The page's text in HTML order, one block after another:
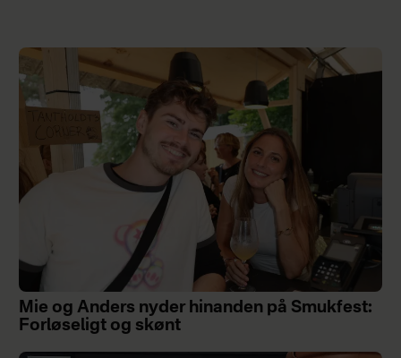
Mie og Anders nyder hinanden på Smukfest:
Forløseligt og skønt